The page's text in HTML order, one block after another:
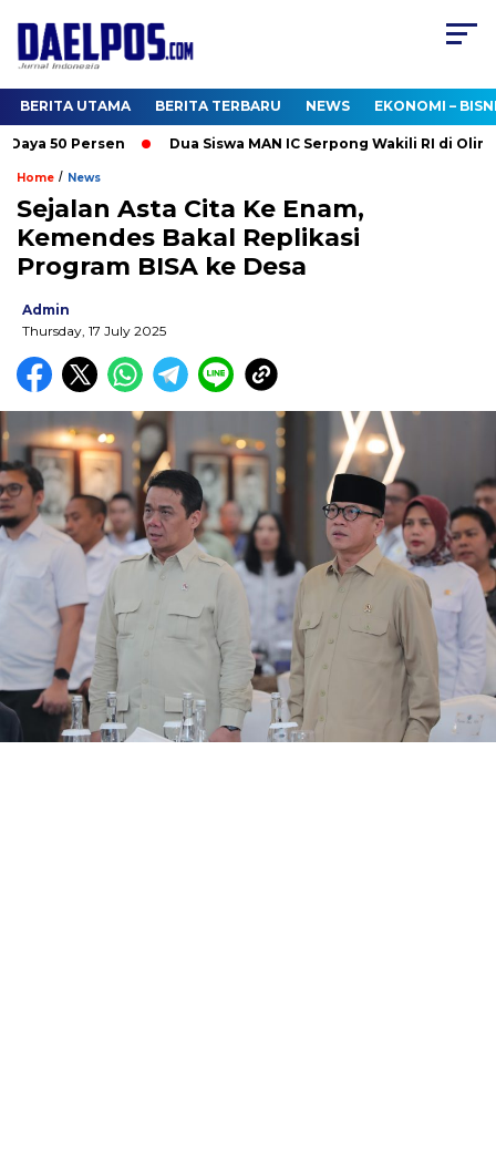
BERITA UTAMA BERITA TERBARU NEWS EKONOMI –
50 Persen Dua Siswa MAN IC Serpong Wakili RI di
Home / News
Sejalan Asta Cita Ke Enam,
Kemendes Bakal Replikasi
Program BISA ke Desa
Admin
Thursday, 17 July 2025